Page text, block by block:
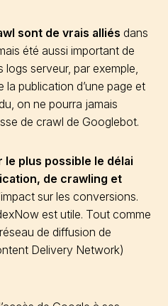
sont de vrais alliés dans
été aussi important de
serveur, par exemple,
la publication d’une page et
on ne pourra jamais
de crawl de Googlebot.
plus possible le délai
de crawling et
sur les conversions.
est utile. Tout comme
de diffusion de
Delivery Network)